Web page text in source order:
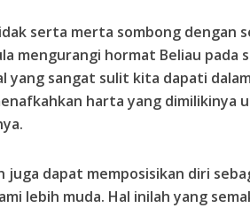
serta merta sombong dengan
mengurangi hormat Beliau pada
yang sangat sulit kita dapati
harta yang dimilikinya
juga dapat memposisikan diri
lebih muda. Hal inilah yang